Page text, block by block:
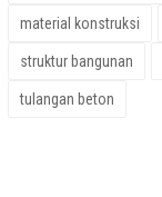
material konstruksi
struktur bangunan
tulangan beton